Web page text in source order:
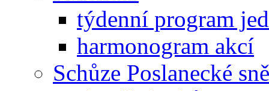
týdenní program
harmonogram akcí
Schůze Poslanecké